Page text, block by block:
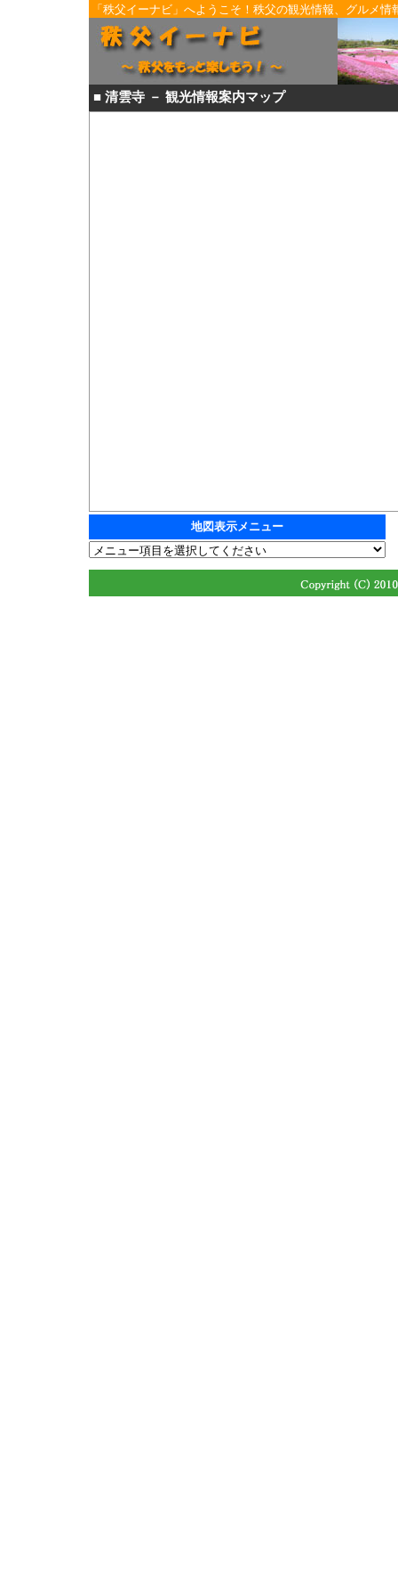
「秩父イーナビ」へようこそ！秩父の観光情報、グルメ
ださい！
■ 清雲寺 － 観光情報案内マップ
地図表示メニュー